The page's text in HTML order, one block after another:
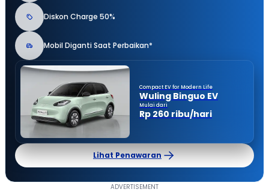
Diskon Charge 50%
Mobil Diganti Saat Perbaikan*
Compact EV for Modern Life
Wuling Binguo EV
Mulai dari
Rp 260 ribu/hari
Lihat Penawaran